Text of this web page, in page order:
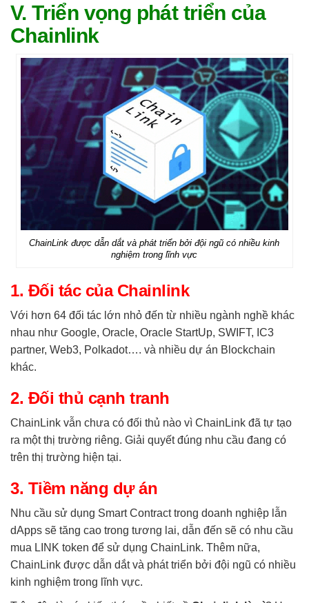
V. Triển vọng phát triển của
Chainlink
ChainLink được dẫn dắt và phát triển bởi đội ngũ có nhiều kinh
nghiệm trong lĩnh vực
1. Đối tác của Chainlink
Với hơn 64 đối tác lớn nhỏ đến từ nhiều ngành nghề khác
nhau như Google, Oracle, Oracle StartUp, SWIFT, IC3
partner, Web3, Polkadot…. và nhiều dự án Blockchain
khác.
2. Đối thủ cạnh tranh
ChainLink vẫn chưa có đối thủ nào vì ChainLink đã tự tạo
ra một thị trường riêng. Giải quyết đúng nhu cầu đang có
trên thị trường hiện tại.
3. Tiềm năng dự án
Nhu cầu sử dụng Smart Contract trong doanh nghiệp lẫn
dApps sẽ tăng cao trong tương lai, dẫn đến sẽ có nhu cầu
mua LINK token để sử dụng ChainLink. Thêm nữa,
ChainLink được dẫn dắt và phát triển bởi đội ngũ có nhiều
kinh nghiệm trong lĩnh vực.